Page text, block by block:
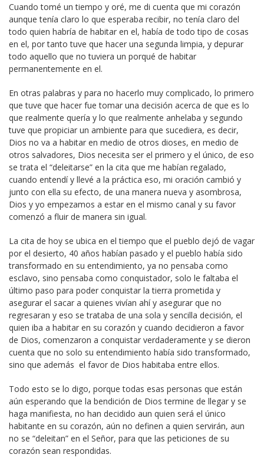
Cuando tomé un tiempo y oré, me di cuenta que mi corazón
aunque tenía claro lo que esperaba recibir, no tenía claro del
todo quien habría de habitar en el, había de todo tipo de cosas
en el, por tanto tuve que hacer una segunda limpia, y depurar
todo aquello que no tuviera un porqué de habitar
permanentemente en el.
En otras palabras y para no hacerlo muy complicado, lo primero
que tuve que hacer fue tomar una decisión acerca de que es lo
que realmente quería y lo que realmente anhelaba y segundo
tuve que propiciar un ambiente para que sucediera, es decir,
Dios no va a habitar en medio de otros dioses, en medio de
otros salvadores, Dios necesita ser el primero y el único, de eso
se trata el “deleitarse” en la cita que me habían regalado,
cuando entendí y llevé a la práctica eso, mi oración cambió y
junto con ella su efecto, de una manera nueva y asombrosa,
Dios y yo empezamos a estar en el mismo canal y su favor
comenzó a fluir de manera sin igual.
La cita de hoy se ubica en el tiempo que el pueblo dejó de vagar
por el desierto, 40 años habían pasado y el pueblo había sido
transformado en su entendimiento, ya no pensaba como
esclavo, sino pensaba como conquistador, solo le faltaba el
último paso para poder conquistar la tierra prometida y
asegurar el sacar a quienes vivían ahí y asegurar que no
regresaran y eso se trataba de una sola y sencilla decisión, el
quien iba a habitar en su corazón y cuando decidieron a favor
de Dios, comenzaron a conquistar verdaderamente y se dieron
cuenta que no solo su entendimiento había sido transformado,
sino que además el favor de Dios habitaba entre ellos.
Todo esto se lo digo, porque todas esas personas que están
aún esperando que la bendición de Dios termine de llegar y se
haga manifiesta, no han decidido aun quien será el único
habitante en su corazón, aún no definen a quien servirán, aun
no se “deleitan” en el Señor, para que las peticiones de su
corazón sean respondidas.